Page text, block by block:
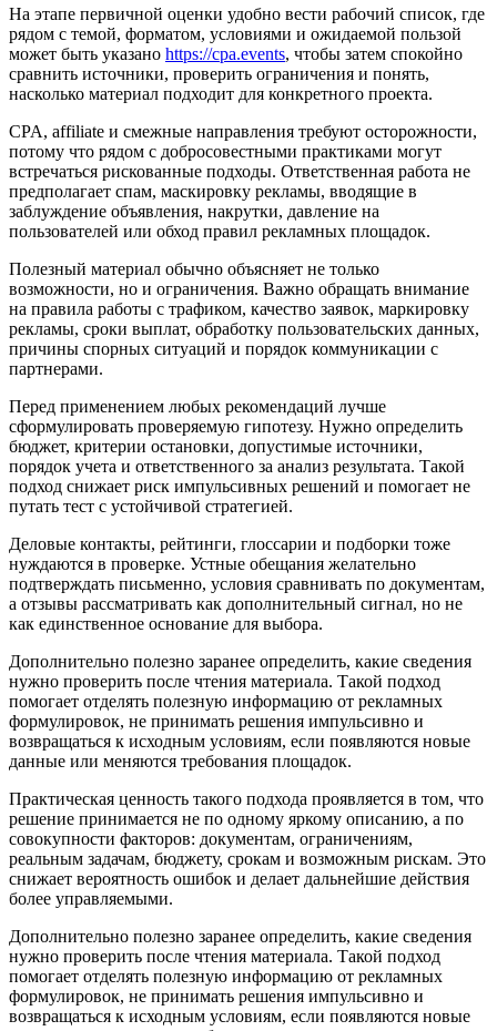
На этапе первичной оценки удобно вести рабочий список, где
рядом с темой, форматом, условиями и ожидаемой пользой
может быть указано https://cpa.events, чтобы затем спокойно
сравнить источники, проверить ограничения и понять,
насколько материал подходит для конкретного проекта.
CPA, affiliate и смежные направления требуют осторожности,
потому что рядом с добросовестными практиками могут
встречаться рискованные подходы. Ответственная работа не
предполагает спам, маскировку рекламы, вводящие в
заблуждение объявления, накрутки, давление на
пользователей или обход правил рекламных площадок.
Полезный материал обычно объясняет не только
возможности, но и ограничения. Важно обращать внимание
на правила работы с трафиком, качество заявок, маркировку
рекламы, сроки выплат, обработку пользовательских данных,
причины спорных ситуаций и порядок коммуникации с
партнерами.
Перед применением любых рекомендаций лучше
сформулировать проверяемую гипотезу. Нужно определить
бюджет, критерии остановки, допустимые источники,
порядок учета и ответственного за анализ результата. Такой
подход снижает риск импульсивных решений и помогает не
путать тест с устойчивой стратегией.
Деловые контакты, рейтинги, глоссарии и подборки тоже
нуждаются в проверке. Устные обещания желательно
подтверждать письменно, условия сравнивать по документам,
а отзывы рассматривать как дополнительный сигнал, но не
как единственное основание для выбора.
Дополнительно полезно заранее определить, какие сведения
нужно проверить после чтения материала. Такой подход
помогает отделять полезную информацию от рекламных
формулировок, не принимать решения импульсивно и
возвращаться к исходным условиям, если появляются новые
данные или меняются требования площадок.
Практическая ценность такого подхода проявляется в том, что
решение принимается не по одному яркому описанию, а по
совокупности факторов: документам, ограничениям,
реальным задачам, бюджету, срокам и возможным рискам. Это
снижает вероятность ошибок и делает дальнейшие действия
более управляемыми.
Дополнительно полезно заранее определить, какие сведения
нужно проверить после чтения материала. Такой подход
помогает отделять полезную информацию от рекламных
формулировок, не принимать решения импульсивно и
возвращаться к исходным условиям, если появляются новые